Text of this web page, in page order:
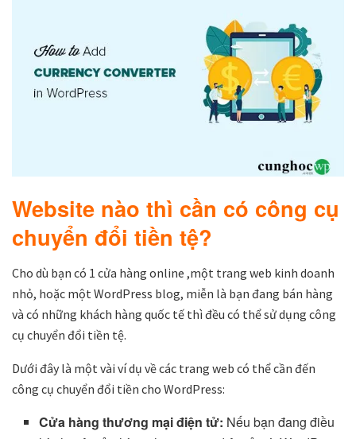
Website nào thì cần có công cụ
chuyển đổi tiền tệ?
Cho dù bạn có 1 cửa hàng online ,một trang web kinh doanh
nhỏ, hoặc một WordPress blog, miễn là bạn đang bán hàng
và có những khách hàng quốc tế thì đều có thể sử dụng công
cụ chuyển đổi tiền tệ.
Dưới đây là một vài ví dụ về các trang web có thể cần đến
công cụ chuyển đổi tiền cho WordPress:
Cửa hàng thương mại điện tử: Nếu bạn đang điều